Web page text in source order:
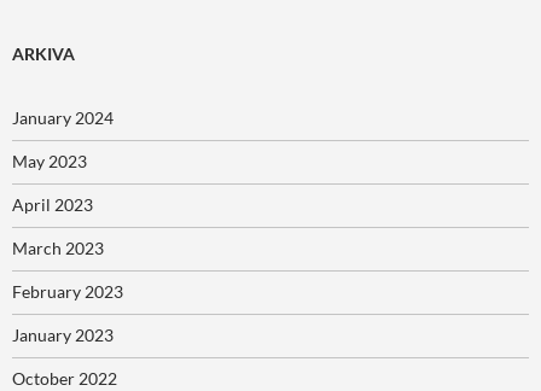
ARKIVA
January 2024
May 2023
April 2023
March 2023
February 2023
January 2023
October 2022